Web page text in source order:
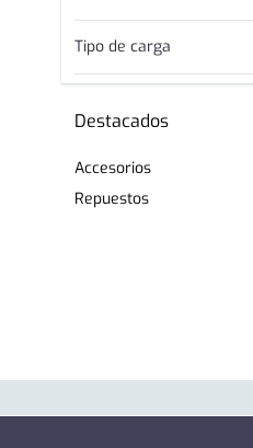
Tipo de carga
Superior
Accesorios
Repuestos